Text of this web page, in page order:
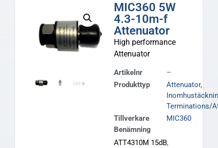
MIC360 5W
4.3-10m-f
Attenuator
High performance
Attenuator
Artikelnr
–
Produkttyp
Attenuator,
Terminations/
Tillverkare
MIC360
Benämning
ATT4310M 15dB,